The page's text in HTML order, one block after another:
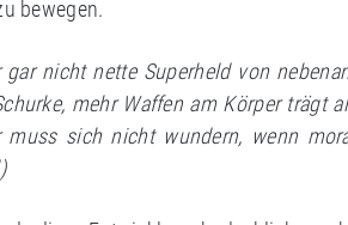
bewegen.
nicht nette Superheld von
mehr Waffen am Körper trägt
muss sich nicht wundern, wenn